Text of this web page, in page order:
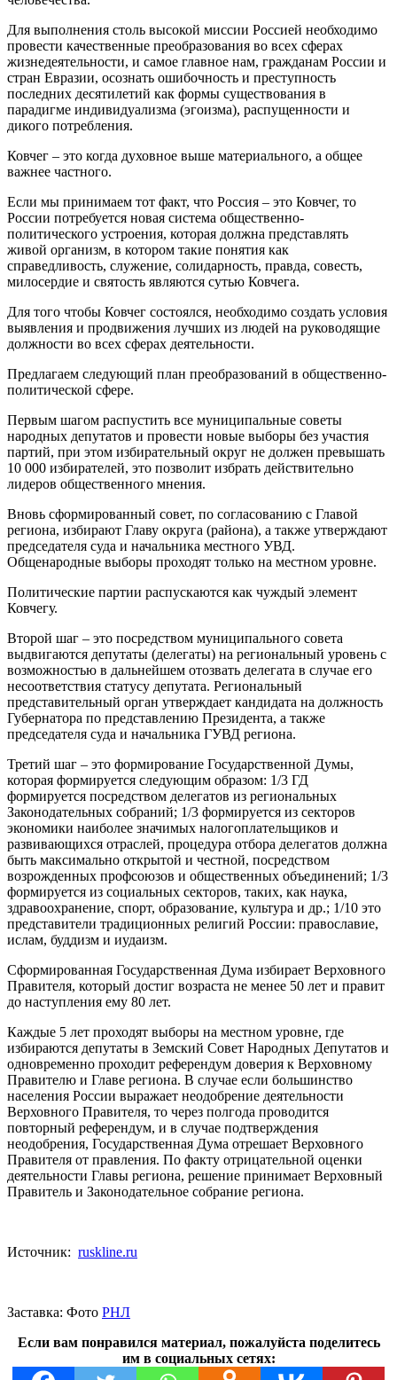
Для выполнения столь высокой миссии Россией необходимо
провести качественные преобразования во всех сферах
жизнедеятельности, и самое главное нам, гражданам России и
стран Евразии, осознать ошибочность и преступность
последних десятилетий как формы существования в
парадигме индивидуализма (эгоизма), распущенности и
дикого потребления.
Ковчег – это когда духовное выше материального, а общее
важнее частного.
Если мы принимаем тот факт, что Россия – это Ковчег, то
России потребуется новая система общественно-
политического устроения, которая должна представлять
живой организм, в котором такие понятия как
справедливость, служение, солидарность, правда, совесть,
милосердие и святость являются сутью Ковчега.
Для того чтобы Ковчег состоялся, необходимо создать условия
выявления и продвижения лучших из людей на руководящие
должности во всех сферах деятельности.
Предлагаем следующий план преобразований в общественно-
политической сфере.
Первым шагом распустить все муниципальные советы
народных депутатов и провести новые выборы без участия
партий, при этом избирательный округ не должен превышать
10 000 избирателей, это позволит избрать действительно
лидеров общественного мнения.
Вновь сформированный совет, по согласованию с Главой
региона, избирают Главу округа (района), а также утверждают
председателя суда и начальника местного УВД.
Общенародные выборы проходят только на местном уровне.
Политические партии распускаются как чуждый элемент
Ковчегу.
Второй шаг – это посредством муниципального совета
выдвигаются депутаты (делегаты) на региональный уровень с
возможностью в дальнейшем отозвать делегата в случае его
несоответствия статусу депутата. Региональный
представительный орган утверждает кандидата на должность
Губернатора по представлению Президента, а также
председателя суда и начальника ГУВД региона.
Третий шаг – это формирование Государственной Думы,
которая формируется следующим образом: 1/3 ГД
формируется посредством делегатов из региональных
Законодательных собраний; 1/3 формируется из секторов
экономики наиболее значимых налогоплательщиков и
развивающихся отраслей, процедура отбора делегатов должна
быть максимально открытой и честной, посредством
возрожденных профсоюзов и общественных объединений; 1/3
формируется из социальных секторов, таких, как наука,
здравоохранение, спорт, образование, культура и др.; 1/10 это
представители традиционных религий России: православие,
ислам, буддизм и иудаизм.
Сформированная Государственная Дума избирает Верховного
Правителя, который достиг возраста не менее 50 лет и правит
до наступления ему 80 лет.
Каждые 5 лет проходят выборы на местном уровне, где
избираются депутаты в Земский Совет Народных Депутатов и
одновременно проходит референдум доверия к Верховному
Правителю и Главе региона. В случае если большинство
населения России выражает неодобрение деятельности
Верховного Правителя, то через полгода проводится
повторный референдум, и в случае подтверждения
неодобрения, Государственная Дума отрешает Верховного
Правителя от правления. По факту отрицательной оценки
деятельности Главы региона, решение принимает Верховный
Правитель и Законодательное собрание региона.
Источник: ruskline.ru
Заставка: Фото РНЛ
Если вам понравился материал, пожалуйста поделитесь
им в социальных сетях: